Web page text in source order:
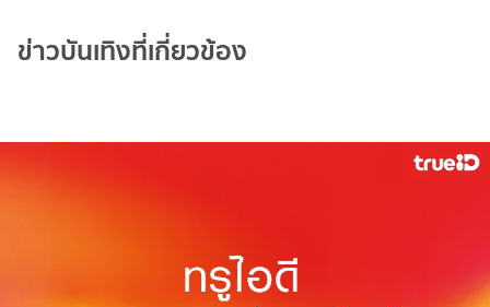
ข่าวบันเทิงที่เกี่ยวข้อง